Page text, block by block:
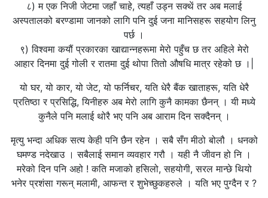
८) म एक निजी जेटमा जहाँ चाहे, त्यहाँ उड्न सक्थें तर अब मलाई
अस्पतालको बरण्डामा जानको लागि पनि दुई जना मानिसहरू सहयोग लिनु
पर्छ ।
९) विश्वमा कयौं प्रकारका खाद्यान्नहरूमा मेरो पहुँच छ तर अहिले मेरो
आहार दिनमा दुई गोली र रातमा दुई थोपा तितो औषधि मात्र रहेको छ ।|
यो घर, यो कार, यो जेट, यो फर्निचर, यति धेरै बैंक खाताहरू, यति धेरै
प्रतिष्ठा र प्रसिद्धि, यिनीहरु अब मेरो लागि कुनै कामका छैनन् । यी मध्ये
कुनैले पनि मलाई थोरै भए पनि अब आराम दिन सक्दैनन् ।
मृत्यु भन्दा अधिक सत्य केही पनि छैन रहेन । सबै सँग मीठो बोलौ । धनको
घमण्ड नदेखाउ । सबैलाई समान व्यवहार गरौ । यही नै जीवन हो नि ।
मरेको दिन पनि अहो ! कति मजाको हसिलो, सहयोगी, सरल मान्छे थियो
भनेर प्रशंसा गरून् मलामी, आफन्त र शुभेच्छुकहरुले । यति भए पुग्दैन र ?